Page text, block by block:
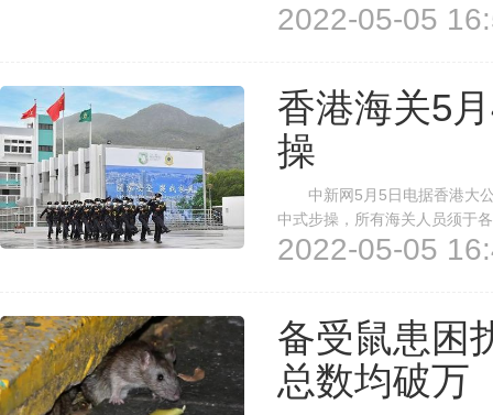
资水平由当前的时薪37.5元(港
2022-05-05
香港海关5
操
中新网5月5日电据香港大公
中式步操，所有海关人员须于
仪，以体现海关全体人员不断
2022-05-05
备受鼠患困
总数均破万